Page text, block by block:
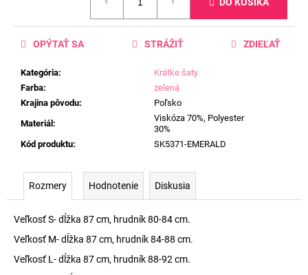
Kategória:
Krátke šaty
Farba:
zelená
Krajina pôvodu:
Poľsko
Materiál :
Viskóza 70%, Polyester
30%
Kód produktu: SK5371-EMERALD
OPÝTAŤ SA STRÁŽIŤ ZDIEĽAŤ
Rozmery Hodnotenie Diskusia
Veľkosť S- dĺžka 87 cm, hrudník 80-84 cm.
Veľkosť M- dĺžka 87 cm, hrudník 84-88 cm.
Veľkosť L- dĺžka 87 cm, hrudník 88-92 cm.